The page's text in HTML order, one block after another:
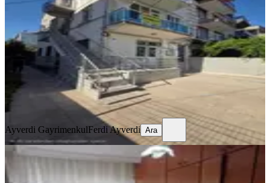
Akhisar, Reşat Bey Mahallesi
110 m²·2. Kat·06.08.2026
15.500 ₺
Ayverdi Gayrimenkul Ferdi Ayverdi
Ayverdi GayrimenkulFerdi Ayverdi Ara
YENİ
Cumhuriyet Mahallesi 2 + 1 Eşyalı
Kiralık Daire